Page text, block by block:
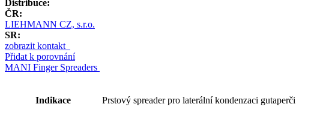
Distribuce:
ČR:
LIEHMANN CZ, s.r.o.
SR:
zobrazit kontakt
Přidat k porovnání
MANI Finger Spreaders
Indikace Prstový spreader pro laterální kondenzaci gutaperči